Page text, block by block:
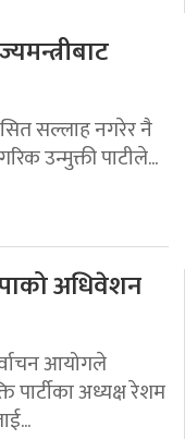
सल्लाह नगरेर नै
उन्मुक्ती पाटीले...
अधिवेशन
आयोगले
पार्टीका अध्यक्ष रेशम